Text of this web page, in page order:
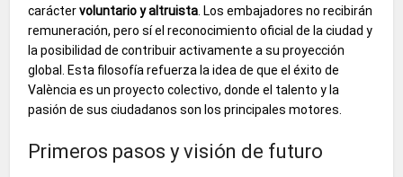
caráctervoluntario y altruista . Los embajadores no recibirán
remuneración, pero sí el reconocimiento oficial de la ciudad y
la posibilidad de contribuir activamente a su proyección
global. Esta filosofía refuerza la idea de que el éxito de
València es un proyecto colectivo, donde el talento y la
pasión de sus ciudadanos son los principales motores.
Primeros pasos y visión de futuro